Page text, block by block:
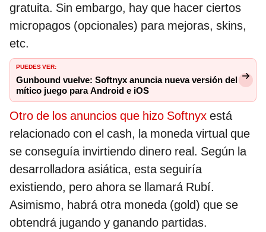
gratuita. Sin embargo, hay que hacer ciertos
micropagos (opcionales) para mejoras, skins,
etc.
PUEDES VER:
Gunbound vuelve: Softnyx anuncia nueva versión del
mítico juego para Android e iOS
Otro de los anuncios que hizo Softnyx está
relacionado con el cash, la moneda virtual que
se conseguía invirtiendo dinero real. Según la
desarrolladora asiática, esta seguiría
existiendo, pero ahora se llamará Rubí.
Asimismo, habrá otra moneda (gold) que se
obtendrá jugando y ganando partidas.